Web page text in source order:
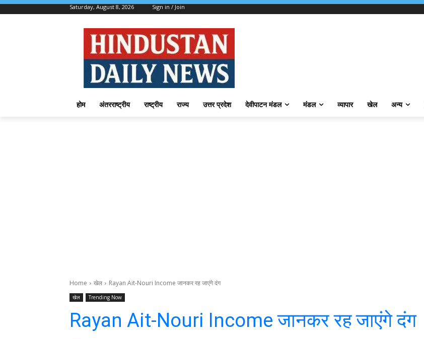
Saturday, August 8, 2026 Sign in / Join
होम अंतरराष्ट्रीय राष्ट्रीय राज्य उत्तर प्रदेश देवीपाटन मंडल मंडल व्यापार खेल अन्य
Home खेल Rayan Ait-Nouri Income जानकर रह जाएंगे दंग
खेल Trending Now
Rayan Ait-Nouri Income जानकर रह जाएंगे दंग